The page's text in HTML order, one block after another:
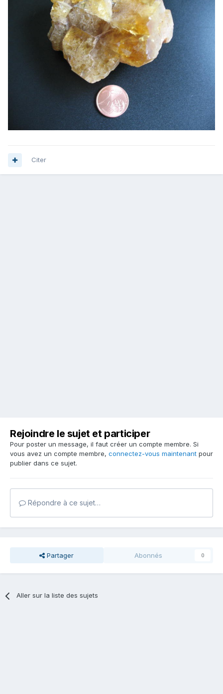
Citer
Rejoindre le sujet et participer
Pour poster un message, il faut créer un compte membre. Si
vous avez un compte membre, connectez-vous maintenant pour
publier dans ce sujet.
Répondre à ce sujet…
Partager Abonnés 0
Aller sur la liste des sujets